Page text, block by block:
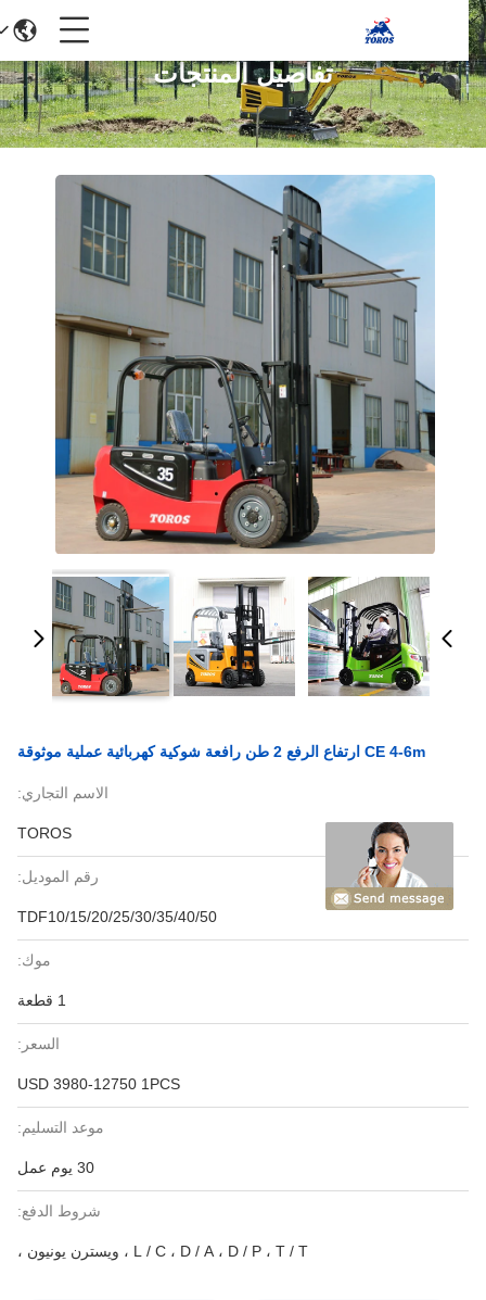
تفاصيل المنتجات
CE 4-6m ارتفاع الرفع 2 طن رافعة شوكية كهربائية عملية موثوقة
الاسم التجاري:
TOROS
رقم الموديل:
TDF10/15/20/25/30/35/40/50
موك:
السعر:
USD 3980-12750 1PCS
موعد التسليم:
30 يوم عمل
شروط الدفع:
L / C ، D / A ، D / P ، T / T ، ويسترن يونيون ،